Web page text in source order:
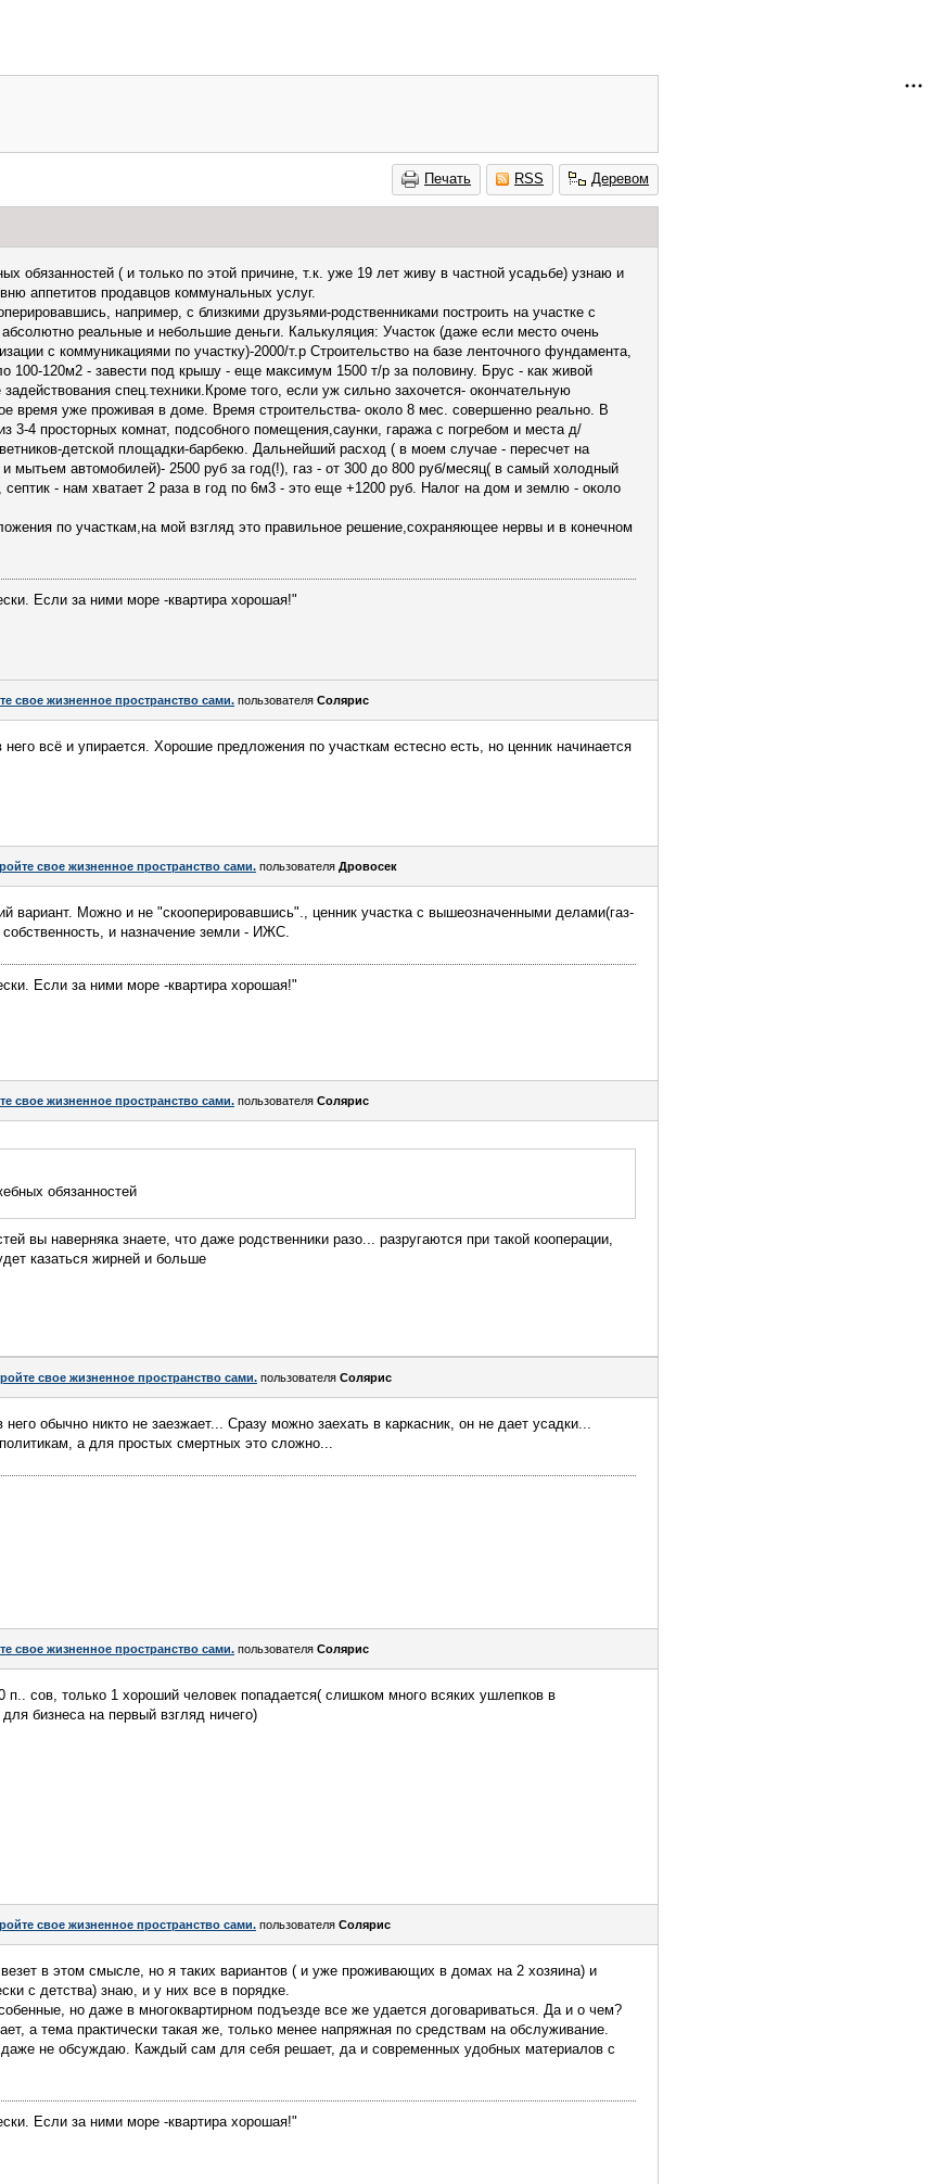
Печать RSS Деревом
обязанностей ( и только по этой причине, т.к. уже 19 лет живу в частной усадьбе) узнаю и
аппетитов продавцов коммунальных услуг.
например, с близкими друзьями-родственниками построить на участке с
реальные и небольшие деньги. Калькуляция: Участок (даже если место очень
с коммуникациями по участку)-2000/т.р Строительство на базе ленточного фундамента,
100-120м2 - завести под крышу - еще максимум 1500 т/р за половину. Брус - как живой
спец.техники.Кроме того, если уж сильно захочется- окончательную
время уже проживая в доме. Время строительства- около 8 мес. совершенно реально. В
3-4 просторных комнат, подсобного помещения,саунки, гаража с погребом и места д/
детской площадки-барбекю. Дальнейший расход ( в моем случае - пересчет на
мытьем автомобилей)- 2500 руб за год(!), газ - от 300 до 800 руб/месяц( в самый холодный
септик - нам хватает 2 раза в год по 6м3 - это еще +1200 руб. Налог на дом и землю - около
по участкам,на мой взгляд это правильное решение,сохраняющее нервы и в конечном
Если за ними море -квартира хорошая!"
свое жизненное пространство сами. пользователя Солярис
всё и упирается. Хорошие предложения по участкам естесно есть, но ценник начинается
свое жизненное пространство сами. пользователя Дровосек
вариант. Можно и не "скооперировавшись"., ценник участка с вышеозначенными делами(газ-
и назначение земли - ИЖС.
Если за ними море -квартира хорошая!"
свое жизненное пространство сами. пользователя Солярис
обязанностей
вы наверняка знаете, что даже родственники разо... разругаются при такой кооперации,
казаться жирней и больше
свое жизненное пространство сами. пользователя Солярис
него обычно никто не заезжает... Сразу можно заехать в каркасник, он не дает усадки...
а для простых смертных это сложно...
свое жизненное пространство сами. пользователя Солярис
п.. сов, только 1 хороший человек попадается( слишком много всяких ушлепков в
бизнеса на первый взгляд ничего)
свое жизненное пространство сами. пользователя Солярис
в этом смысле, но я таких вариантов ( и уже проживающих в домах на 2 хозяина) и
с детства) знаю, и у них все в порядке.
но даже в многоквартирном подъезде все же удается договариваться. Да и о чем?
а тема практически такая же, только менее напряжная по средствам на обслуживание.
даже не обсуждаю. Каждый сам для себя решает, да и современных удобных материалов с
Если за ними море -квартира хорошая!"